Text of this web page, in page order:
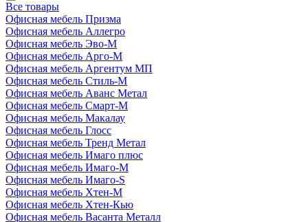
Все товары
Офисная мебель Призма
Офисная мебель Аллегро
Офисная мебель Эво-M
Офисная мебель Арго-М
Офисная мебель Аргентум МП
Офисная мебель Стиль-М
Офисная мебель Аванс Метал
Офисная мебель Смарт-М
Офисная мебель Макалау
Офисная мебель Глосс
Офисная мебель Тренд Метал
Офисная мебель Имаго плюс
Офисная мебель Имаго-М
Офисная мебель Имаго-S
Офисная мебель Хтен-M
Офисная мебель Хтен-Кью
Офисная мебель Васанта Металл